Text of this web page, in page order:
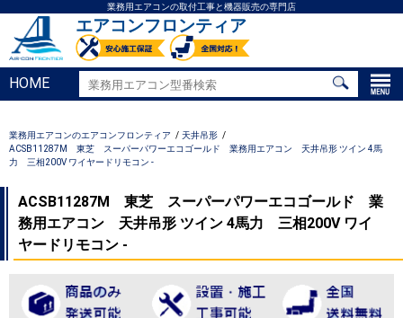
業務用エアコンの取付工事と機器販売の専門店
エアコンフロンティア
HOME
業務用エアコンのエアコンフロンティア
天井吊形
ACSB11287M 東芝 スーパーパワーエコゴールド 業務用エアコン 天井吊形 ツイン 4馬
力 三相200V ワイヤードリモコン -
ACSB11287M 東芝 スーパーパワーエコゴールド 業
務用エアコン 天井吊形 ツイン 4馬力 三相200V ワイ
ヤードリモコン -